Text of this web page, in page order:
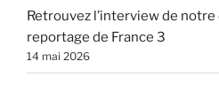
Retrouvez l’interview de
reportage de France 3
14 mai 2026